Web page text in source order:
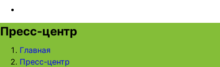
Пресс-центр
Главная
Пресс-центр